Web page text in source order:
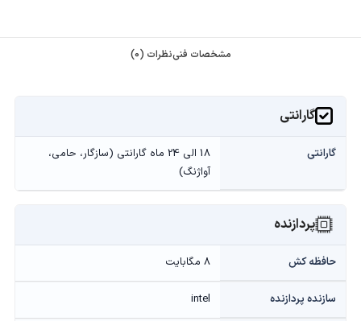
مشخصات فنینظرات (0)
گارانتی
گارانتی
18 الی 24 ماه گارانتی (سازگار، حامی،
آواژنگ)
پردازنده
حافظه کش 8 مگابایت
سازنده پردازنده intel